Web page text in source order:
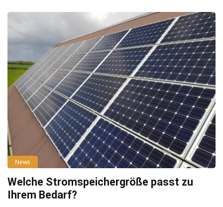
News
Welche Stromspeichergröße passt zu
Ihrem Bedarf?